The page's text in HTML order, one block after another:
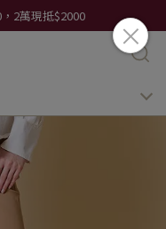
2萬現抵$2000